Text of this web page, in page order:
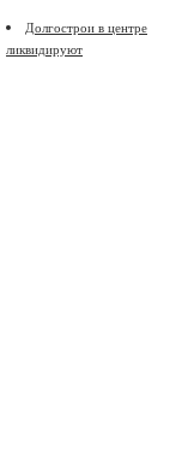
Долгострои в центре
ликвидируют